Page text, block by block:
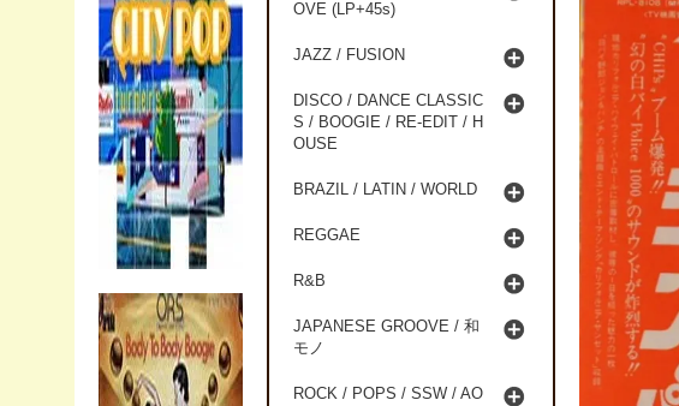
OVE (LP+45s)
JAZZ / FUSION
DISCO / DANCE CLASSIC
S / BOOGIE / RE-EDIT / H
OUSE
BRAZIL / LATIN / WORLD
REGGAE
R&B
JAPANESE GROOVE / 和
モノ
ROCK / POPS / SSW / AO